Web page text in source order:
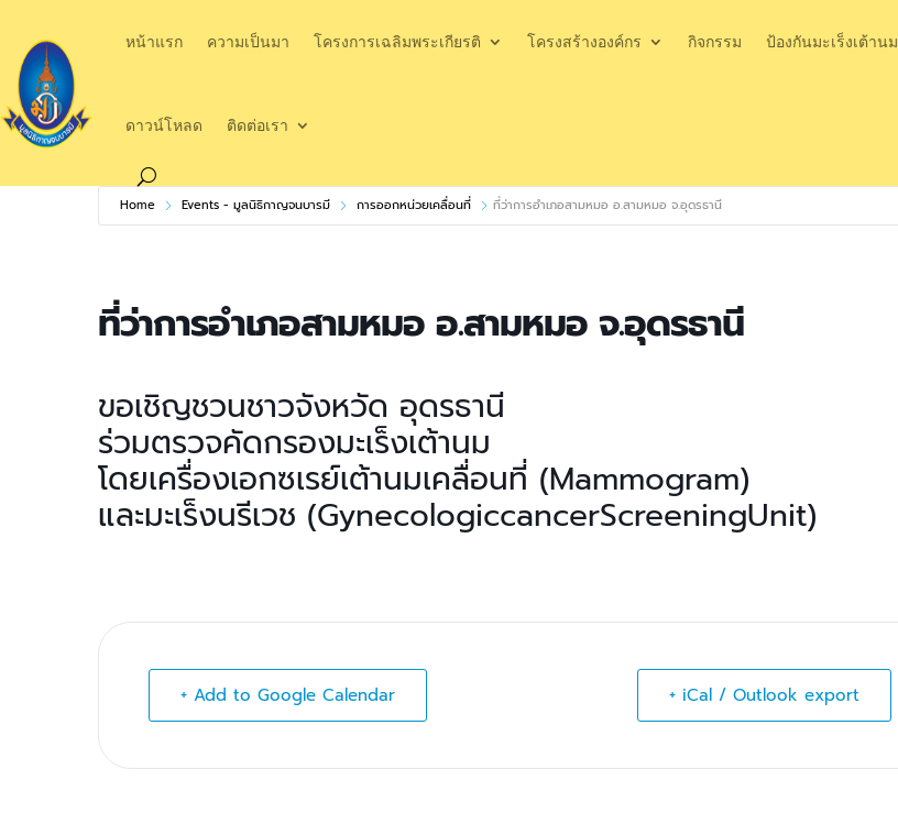
หน้าแรก ความเป็นมา โครงการเฉลิมพระเกียรติ โครงสร้างองค์กร กิจกรรม ป้องกันมะเร็งเต้านม
ดาวน์โหลด ติดต่อเรา
Home Events - มูลนิธิกาญจนบารมี การออกหน่วยเคลื่อนที่ ที่ว่าการอำเภอสามหมอ อ.สามหมอ จ.อุดรธานี
ที่ว่าการอำเภอสามหมอ อ.สามหมอ จ.อุดรธานี
ขอเชิญชวนชาวจังหวัด อุดรธานี
ร่วมตรวจคัดกรองมะเร็งเต้านม
โดยเครื่องเอกซเรย์เต้านมเคลื่อนที่ (Mammogram)
และมะเร็งนรีเวช (GynecologiccancerScreeningUnit)
+ Add to Google Calendar + iCal / Outlook export